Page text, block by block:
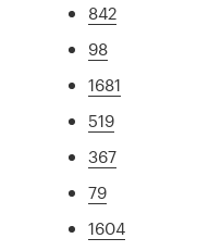
842
98
1681
519
367
79
1604